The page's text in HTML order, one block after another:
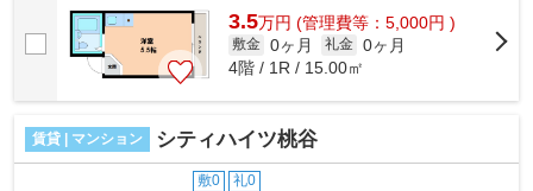
3.5万円 (管理費等：5,000円 )
敷金 0ヶ月 礼金 0ヶ月
4階 / 1R / 15.00㎡
賃貸 | マンション シティハイツ桃谷
敷0 礼0